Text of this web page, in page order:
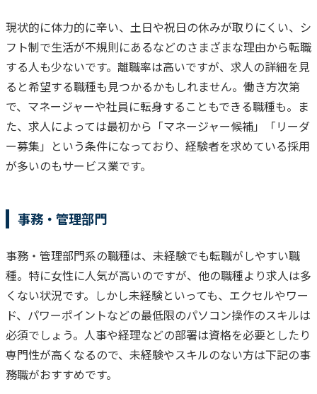
現状的に体力的に辛い、土日や祝日の休みが取りにくい、シ
フト制で生活が不規則にあるなどのさまざまな理由から転職
する人も少ないです。 離職率は高いですが、求人の詳細を見
ると希望する職種も見つかるかもしれません。働き方次第
で、マネージャーや社員に転身することもできる職種も。ま
た、求人によっては最初から「マネージャー候補」「リーダ
ー募集」という条件になっており、経験者を求めている採用
が多いのもサービス業です。
事務・管理部門
事務・管理部門系の職種は、未経験でも転職がしやすい職
種。特に女性に人気が高いのですが、他の職種より求人は多
くない状況です。 しかし未経験といっても、エクセルやワー
ド、パワーポイントなどの最低限のパソコン操作のスキルは
必須でしょう。人事や経理などの部署は資格を必要としたり
専門性が高くなるので、未経験やスキルのない方は下記の事
務職がおすすめです。